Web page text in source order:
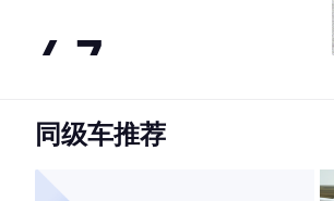
4.7
·外观表现较为优秀，优于50%同级车
·空间表现一般，低于57%同级车
同级车推荐